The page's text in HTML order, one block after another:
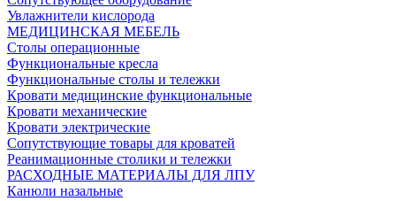
Увлажнители кислорода
МЕДИЦИНСКАЯ МЕБЕЛЬ
Столы операционные
Функциональные кресла
Функциональные столы и тележки
Кровати медицинские функциональные
Кровати механические
Кровати электрические
Сопутствующие товары для кроватей
Реанимационные столики и тележки
РАСХОДНЫЕ МАТЕРИАЛЫ ДЛЯ ЛПУ
Канюли назальные